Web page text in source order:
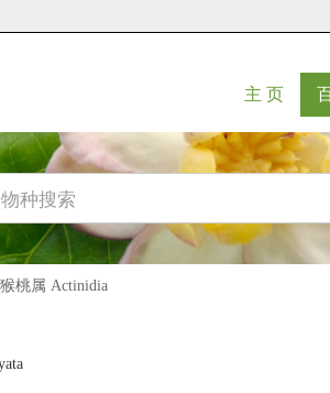
主 页
桃属 Actinidia